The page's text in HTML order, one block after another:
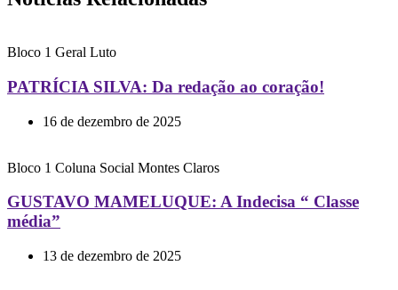
Bloco 1 Geral Luto
PATRÍCIA SILVA: Da redação ao coração!
16 de dezembro de 2025
Bloco 1 Coluna Social Montes Claros
GUSTAVO MAMELUQUE: A Indecisa “ Classe
média”
13 de dezembro de 2025